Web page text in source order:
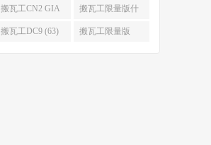
QQ群 (76) E便宜套餐 (76)
搬瓦工CN2 GIA
限量版补货 (67)
搬瓦工限量版什
么时候补货 (67)
搬瓦工DC9 (63) 搬瓦工限量版